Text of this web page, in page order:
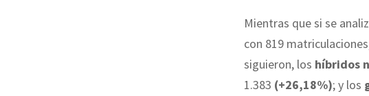
Mientras que si se
con 819
siguieron, los híbridos
1.383 (+26,18%); y los